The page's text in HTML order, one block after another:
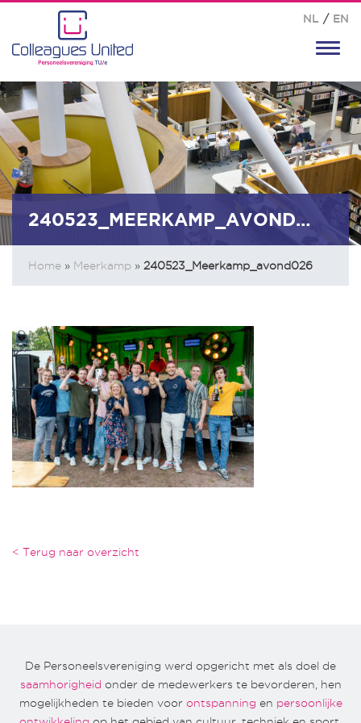
NL / EN
240523_MEERKAMP_AVOND026
Home » Meerkamp » 240523_Meerkamp_avond026
< Terug naar overzicht
De Personeelsvereniging werd opgericht met als doel de
saamhorigheid onder de medewerkers te bevorderen, hen
mogelijkheden te bieden voor ontspanning en persoonlijke